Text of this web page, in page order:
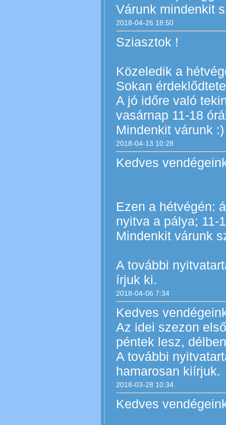
2018-04-26 18:50
Várunk mindenkit
2018-04-13 10:28
Sziasztok !
Közeledik a
Sokan
A jó időre való
vasárnap 11-18
Mindenkit várunk
2018-04-06 7:34
Kedves
Ezen a hétvégén:
nyitva a pálya; 11-
Mindenkit várunk
A további
írjuk ki.
2018-03-28 10:34
Kedves
Az idei szezon
péntek lesz,
A további
hamarosan kiírjuk.
Kedves